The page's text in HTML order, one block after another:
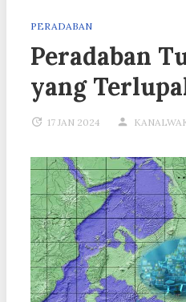
PERADABAN
Peradaban
yang
17 JAN 2024